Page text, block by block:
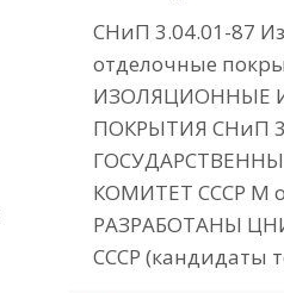
СНиП 3.04.01-87
отделочные
ИЗОЛЯЦИОННЫЕ
ПОКРЫТИЯ СНиП
КОМИТЕТ СССР М
РАЗРАБОТАНЫ
СССР (кандидаты